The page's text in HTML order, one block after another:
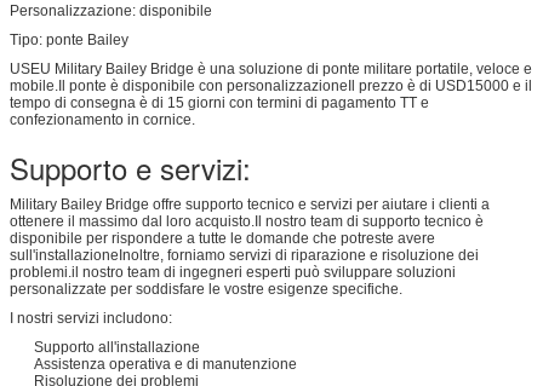
Personalizzazione: disponibile
Tipo: ponte Bailey
USEU Military Bailey Bridge è una soluzione di ponte militare portatile, veloce e
mobile.Il ponte è disponibile con personalizzazioneIl prezzo è di USD15000 e il
tempo di consegna è di 15 giorni con termini di pagamento TT e
confezionamento in cornice.
Supporto e servizi:
Military Bailey Bridge offre supporto tecnico e servizi per aiutare i clienti a
ottenere il massimo dal loro acquisto.Il nostro team di supporto tecnico è
disponibile per rispondere a tutte le domande che potreste avere
sull'installazioneInoltre, forniamo servizi di riparazione e risoluzione dei
problemi.il nostro team di ingegneri esperti può sviluppare soluzioni
personalizzate per soddisfare le vostre esigenze specifiche.
I nostri servizi includono:
Supporto all'installazione
Assistenza operativa e di manutenzione
Risoluzione dei problemi